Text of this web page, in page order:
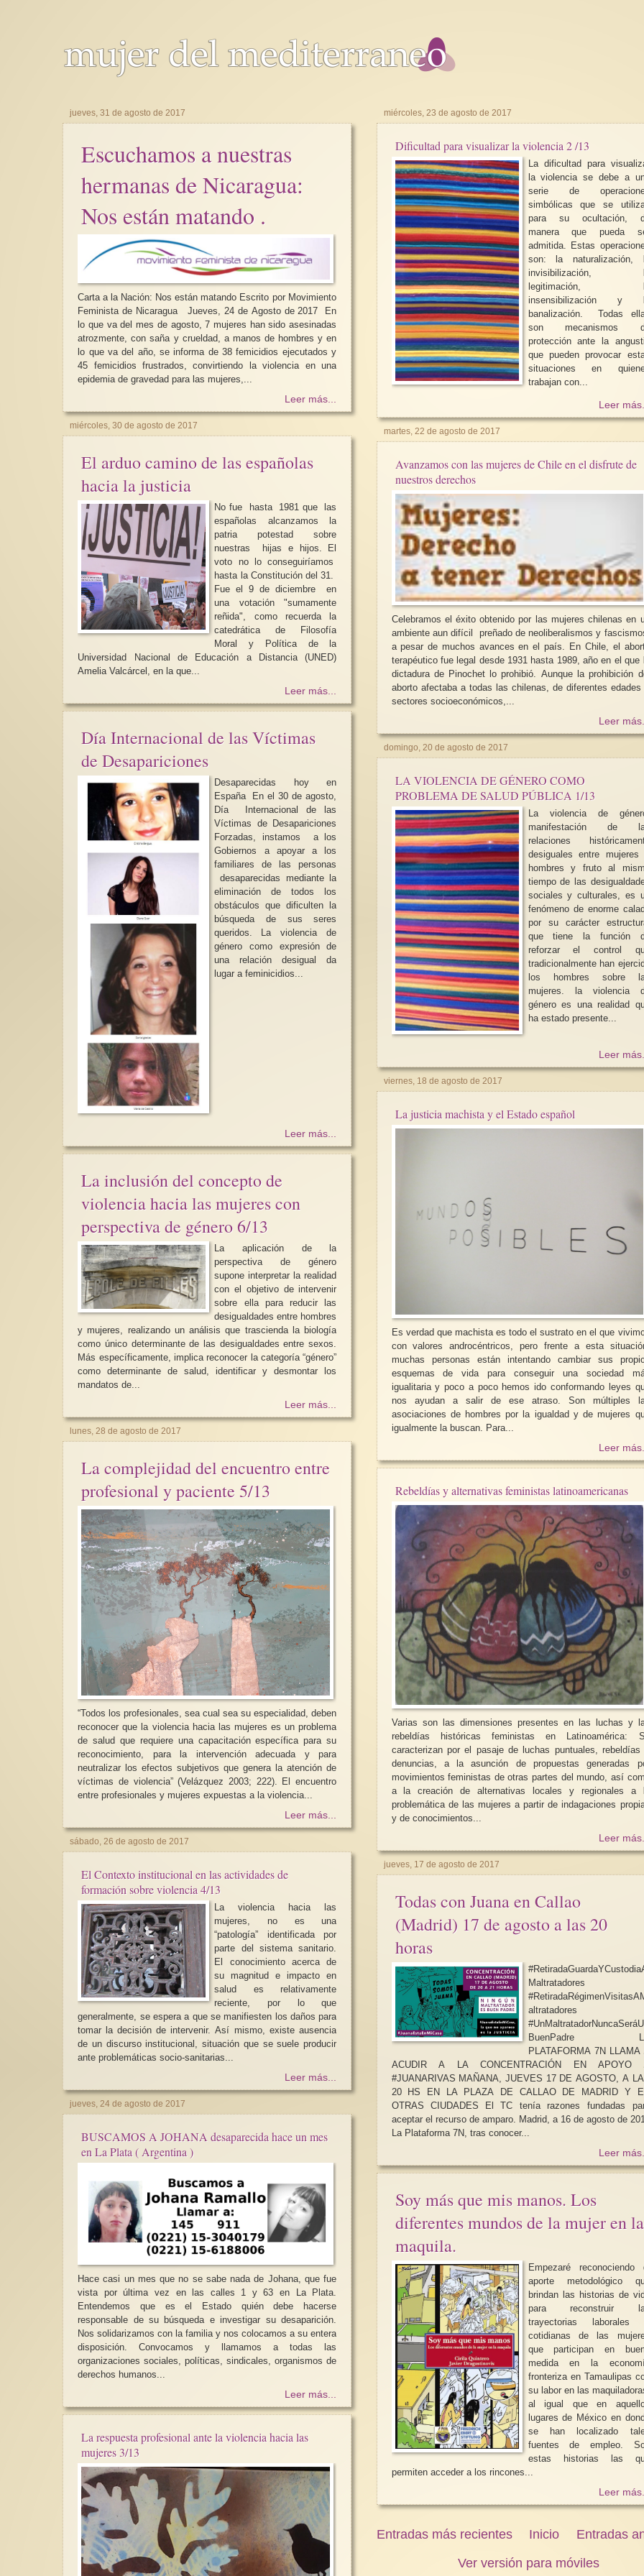
jueves, 31 de agosto de 2017
Escuchamos a nuestras
hermanas de Nicaragua:
Nos están matando .
Carta a la Nación: Nos están matando Escrito por Movimiento
Feminista de Nicaragua Jueves, 24 de Agosto de 2017 En
lo que va del mes de agosto, 7 mujeres han sido asesinadas
atrozmente, con saña y crueldad, a manos de hombres y en
lo que va del año, se informa de 38 femicidios ejecutados y
45 femicidios frustrados, convirtiendo la violencia en una
epidemia de gravedad para las mujeres,...
Leer más...
miércoles, 30 de agosto de 2017
El arduo camino de las españolas
hacia la justicia
No fue hasta 1981 que las
españolas alcanzamos la
patria potestad sobre
nuestras hijas e hijos. El
voto no lo conseguiríamos
hasta la Constitución del 31.
Fue el 9 de diciembre en
una votación "sumamente
reñida", como recuerda la
catedrática de Filosofía
Moral y Política de la
Universidad Nacional de Educación a Distancia (UNED)
Amelia Valcárcel, en la que...
Leer más...
Día Internacional de las Víctimas
de Desapariciones
Desaparecidas hoy en
España En el 30 de agosto,
Día Internacional de las
Víctimas de Desapariciones
Forzadas, instamos a los
Gobiernos a apoyar a los
familiares de las personas
desaparecidas mediante la
eliminación de todos los
obstáculos que dificulten la
búsqueda de sus seres
queridos. La violencia de
género como expresión de
una relación desigual da
lugar a feminicidios...
Leer más...
La inclusión del concepto de
violencia hacia las mujeres con
perspectiva de género 6/13
La aplicación de la
perspectiva de género
supone interpretar la realidad
con el objetivo de intervenir
sobre ella para reducir las
desigualdades entre hombres
y mujeres, realizando un análisis que trascienda la biología
como único determinante de las desigualdades entre sexos.
Más específicamente, implica reconocer la categoría “género”
como determinante de salud, identificar y desmontar los
mandatos de...
Leer más...
lunes, 28 de agosto de 2017
La complejidad del encuentro entre
profesional y paciente 5/13
“Todos los profesionales, sea cual sea su especialidad, deben
reconocer que la violencia hacia las mujeres es un problema
de salud que requiere una capacitación específica para su
reconocimiento, para la intervención adecuada y para
neutralizar los efectos subjetivos que genera la atención de
víctimas de violencia” (Velázquez 2003; 222). El encuentro
entre profesionales y mujeres expuestas a la violencia...
Leer más...
sábado, 26 de agosto de 2017
El Contexto institucional en las actividades de
formación sobre violencia 4/13
La violencia hacia las
mujeres, no es una
“patología” identificada por
parte del sistema sanitario.
El conocimiento acerca de
su magnitud e impacto en
salud es relativamente
reciente, por lo que
generalmente, se espera a que se manifiesten los daños para
tomar la decisión de intervenir. Así mismo, existe ausencia
de un discurso institucional, situación que se suele producir
ante problemáticas socio-sanitarias...
Leer más...
jueves, 24 de agosto de 2017
BUSCAMOS A JOHANA desaparecida hace un mes
en La Plata ( Argentina )
Hace casi un mes que no se sabe nada de Johana, que fue
vista por última vez en las calles 1 y 63 en La Plata.
Entendemos que es el Estado quién debe hacerse
responsable de su búsqueda e investigar su desaparición.
Nos solidarizamos con la familia y nos colocamos a su entera
disposición. Convocamos y llamamos a todas las
organizaciones sociales, políticas, sindicales, organismos de
derechos humanos...
Leer más...
La respuesta profesional ante la violencia hacia las
mujeres 3/13
miércoles, 23 de agosto de 2017
Dificultad para visualizar la violencia 2 /13
La dificultad para
la violencia se debe a
serie de
simbólicas que se
para su ocultación,
manera que pueda
admitida. Estas
son: la naturalización,
invisibilización,
legitimación,
insensibilización y
banalización. Todas ellas
son mecanismos
protección ante la
que pueden provocar
situaciones en
trabajan con...
Leer
martes, 22 de agosto de 2017
Avanzamos con las mujeres de Chile en el disfrute de
nuestros derechos
Celebramos el éxito obtenido por las mujeres chilenas en
ambiente aun difícil preñado de neoliberalismos y
a pesar de muchos avances en el país. En Chile, el aborto
terapéutico fue legal desde 1931 hasta 1989, año en el que
dictadura de Pinochet lo prohibió. Aunque la prohibición del
aborto afectaba a todas las chilenas, de diferentes
sectores socioeconómicos,...
Leer
domingo, 20 de agosto de 2017
LA VIOLENCIA DE GÉNERO COMO
PROBLEMA DE SALUD PÚBLICA 1/13
La violencia de
manifestación de
relaciones
desiguales entre mujeres
hombres y fruto al
tiempo de las
sociales y culturales, es
fenómeno de enorme
por su carácter
que tiene la función
reforzar el control
tradicionalmente han
los hombres sobre
mujeres. la violencia de
género es una realidad
ha estado presente...
Leer
viernes, 18 de agosto de 2017
La justicia machista y el Estado español
Es verdad que machista es todo el sustrato en el que
con valores androcéntricos, pero frente a esta
muchas personas están intentando cambiar sus
esquemas de vida para conseguir una sociedad
igualitaria y poco a poco hemos ido conformando leyes
nos ayudan a salir de ese atraso. Son múltiples las
asociaciones de hombres por la igualdad y de mujeres
igualmente la buscan. Para...
Leer
Rebeldías y alternativas feministas latinoamericanas
Varias son las dimensiones presentes en las luchas y
rebeldías históricas feministas en Latinoamérica: Se
caracterizan por el pasaje de luchas puntuales,
denuncias, a la asunción de propuestas generadas
movimientos feministas de otras partes del mundo, así
a la creación de alternativas locales y regionales a
problemática de las mujeres a partir de indagaciones
y de conocimientos...
Leer
jueves, 17 de agosto de 2017
Todas con Juana en Callao
(Madrid) 17 de agosto a las 20
horas
Maltratadores
altratadores
BuenPadre LA
PLATAFORMA 7N LLAMA
ACUDIR A LA CONCENTRACIÓN EN APOYO
#JUANARIVAS MAÑANA, JUEVES 17 DE AGOSTO, A
20 HS EN LA PLAZA DE CALLAO DE MADRID Y
OTRAS CIUDADES El TC tenía razones fundadas para
aceptar el recurso de amparo. Madrid, a 16 de agosto de 2017
La Plataforma 7N, tras conocer...
Leer
Soy más que mis manos. Los
diferentes mundos de la mujer en la
maquila.
Empezaré reconociendo
aporte metodológico
brindan las historias de
para reconstruir
trayectorias laborales
cotidianas de las
que participan en
medida en la
fronteriza en Tamaulipas
su labor en las
al igual que en
lugares de México en
se han localizado
fuentes de empleo.
estas historias las
permiten acceder a los rincones...
Leer
Entradas más recientes Entradas
Inicio
Ver versión para móviles
Señorita Austen: preguntas,
respuestas y algo más (2)
Jane Austen fue una lectora ávida
y conoció bien la literatura escrita
por mujeres de los...
libro SABIAS Y
En este segundo
Y SAVIA seguimos
comprometidas